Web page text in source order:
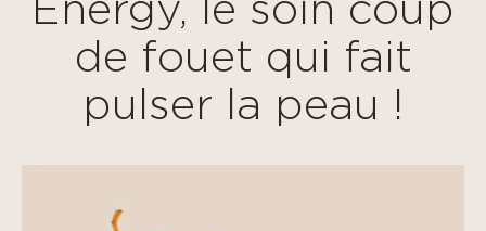
Energy, le soin coup
de fouet qui fait
pulser la peau !